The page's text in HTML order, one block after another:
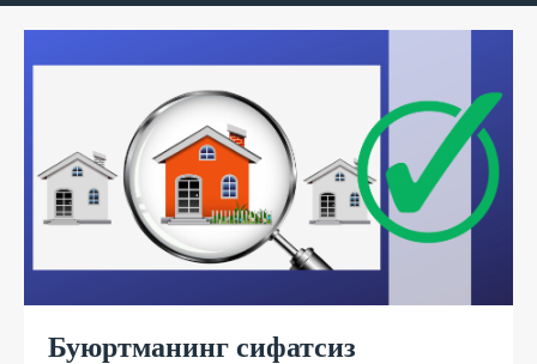
Буюртманинг сифатсиз